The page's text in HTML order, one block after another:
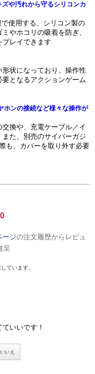
や汚れから守るシリコンカ
使用する、シリコン製の
やホコリの吸着を防ぎ、
レイできます
状になっており、操作性
となるアクションゲーム
ホンの接続など様々な操作が
換や、充電ケーブル／イ
た、別売のサイバーガジ
も、カバーを取り外す必要
ージの注文履歴からレビュ
呈
ています。
いいです！
いいえ